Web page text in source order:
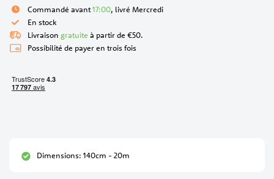
Commandé avant17:00, livré Mercredi
En stock
Livraison gratuite à partir de €50.
Possibilité de payer en trois fois
Dimensions: 140cm - 20m